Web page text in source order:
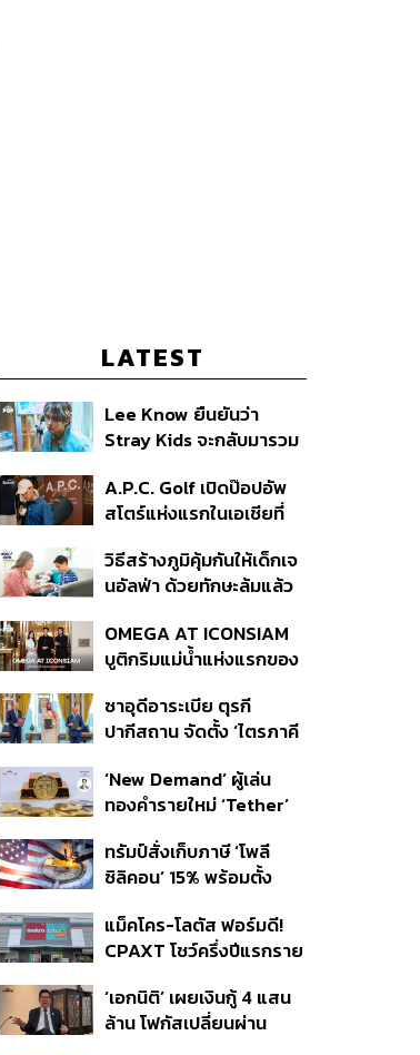
LATEST
Lee Know ยืนยันว่า
Stray Kids จะกลับมารวม
กรมรับใช้ชาติ
A.P.C. Golf เปิดป๊อปอัพ
สโตร์แห่งแรกในเอเชียที่
วิธีสร้างภูมิคุ้มกันให้เด็กเจ
นอัลฟ่า ด้วยทักษะล้มแล้ว
OMEGA AT ICONSIAM
บูติกริมแม่น้ำแห่งแรกของ
ซาอุดีอาระเบีย ตุรกี
ปากีสถาน จัดตั้ง ‘ไตรภาคี
สำคัญอย่างไร
‘New Demand’ ผู้เล่น
ทองคำรายใหม่ ‘Tether’
ทรัมป์สั่งเก็บภาษี ‘โพลี
ซิลิคอน’ 15% พร้อมตั้ง
แม็คโคร-โลตัส ฟอร์มดี!
CPAXT โชว์ครึ่งปีแรกราย
ปรับโฉมสาขาใหม่ดันพื้นที่
เช่าโต
‘เอกนิติ’ เผยเงินกู้ 4 แสน
ล้าน โฟกัสเปลี่ยนผ่าน